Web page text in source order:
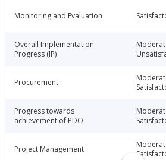
Monitoring and Evaluation
Overall Implementation
Progress (IP)
Procurement
Progress towards
achievement of PDO
Project Management